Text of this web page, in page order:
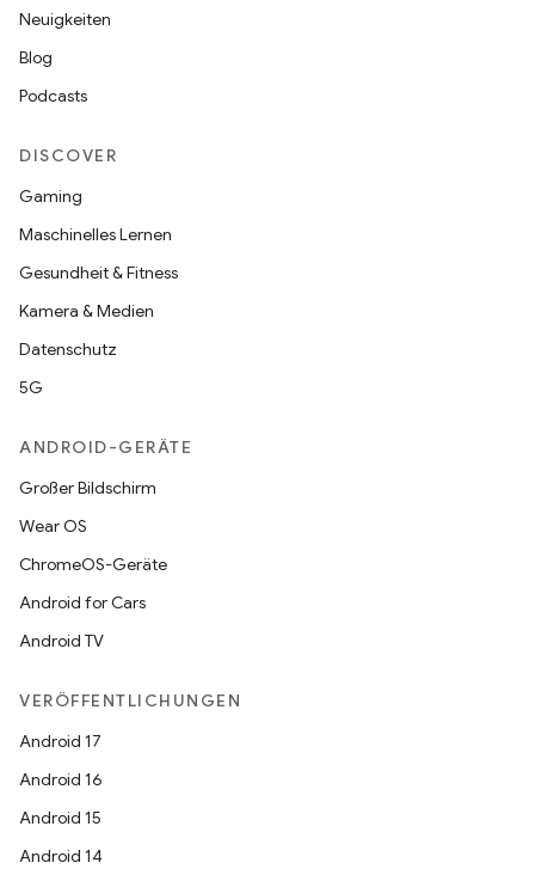
Neuigkeiten
Blog
Podcasts
DISCOVER
Gaming
Maschinelles Lernen
Gesundheit & Fitness
Kamera & Medien
Datenschutz
5G
ANDROID-GERÄTE
Großer Bildschirm
Wear OS
ChromeOS-Geräte
Android for Cars
Android TV
VERÖFFENTLICHUNGEN
Android 17
Android 16
Android 15
Android 14